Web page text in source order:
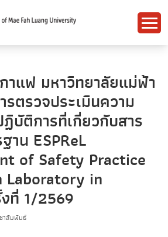
าแฟ มหาวิทยาลัยแม่ฟ้า
รตรวจประเมินความ
บัติการที่เกี่ยวกับสาร
าน ESPReL
of Safety Practice
Laboratory in
ที่ 1/2569
าสัมพันธ์